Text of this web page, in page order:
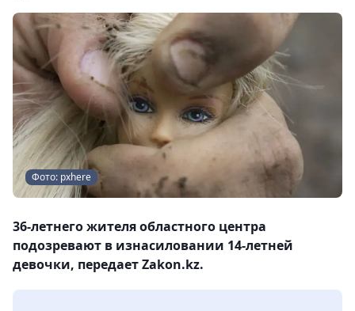
Фото: pxhere
36-летнего жителя областного центра
подозревают в изнасиловании 14-летней
девочки, передает Zakon.kz.